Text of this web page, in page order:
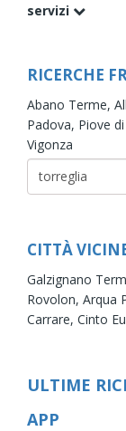
servizi
RICERCHE
Abano Terme,
Padova, Piove
Vigonza
CITTÀ
Galzignano
Rovolon, Arqua
Carrare, Cinto
ULTIME
APP